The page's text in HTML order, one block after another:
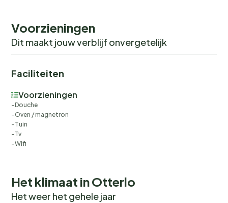
Voorzieningen
Dit maakt jouw verblijf onvergetelijk
Faciliteiten
Voorzieningen
Douche
Oven / magnetron
Tuin
Tv
Wifi
Het klimaat in Otterlo
Het weer het gehele jaar